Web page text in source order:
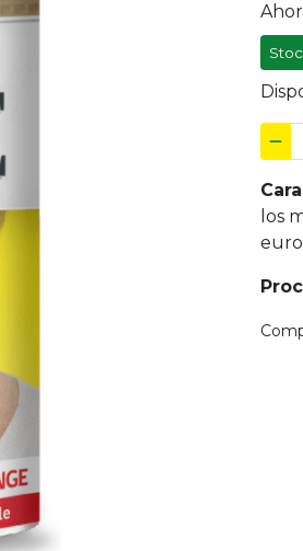
los